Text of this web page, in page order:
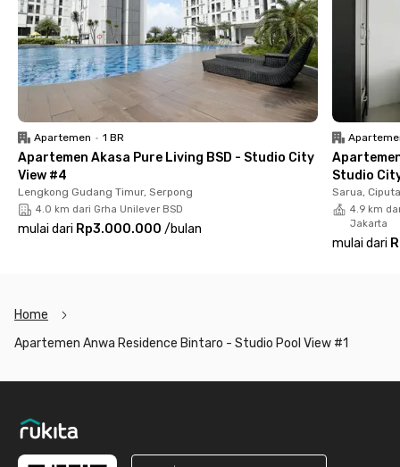
Premier Bintaro, 12 menit ke Universitas Pembangunan Jaya
dan Hari Hari Bintaro, serta 8 menit ke Kandank Jurank
Creative Park. Cocok untuk mahasiswa, profesional, maupun
pasangan yang mengutamakan kemudahan mobilitas. Booking
sekarang!
Apartemen • 1 BR
Apartemen Akasa Pure Living BSD - Studio City
View #4
Lengkong Gudang Timur, Serpong
4.0 km dari Grha Unilever BSD
mulai dari Rp3.000.000 /bulan
Studio
Sarua,
4.9 km
Jakarta
mulai dari
Home
Apartemen Anwa Residence Bintaro - Studio Pool View #1